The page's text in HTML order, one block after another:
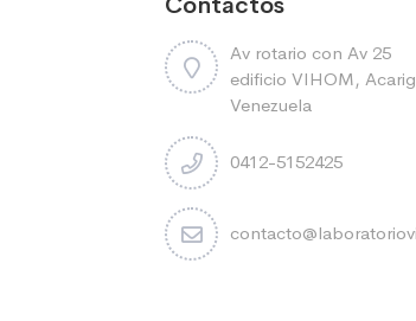
Av rotario con Av 25
edificio VIHOM,
Venezuela
0412-5152425